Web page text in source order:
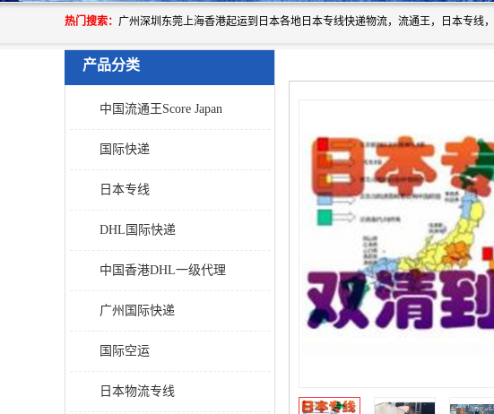
热门搜索：
产品分类
中国流通王Score Japan
国际快递
日本专线
DHL国际快递
中国香港DHL一级代理
广州国际快递
国际空运
日本物流专线